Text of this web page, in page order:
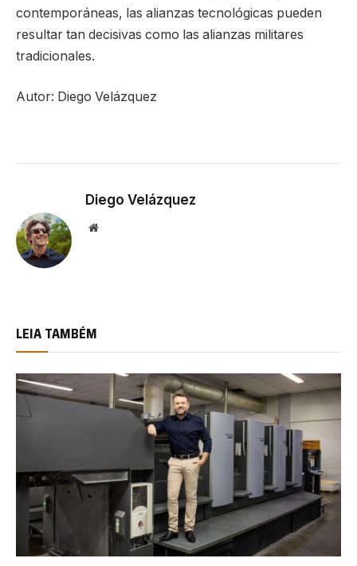
contemporáneas, las alianzas tecnológicas pueden
resultar tan decisivas como las alianzas militares
tradicionales.
Autor: Diego Velázquez
Diego Velázquez
Website
LEIA TAMBÉM